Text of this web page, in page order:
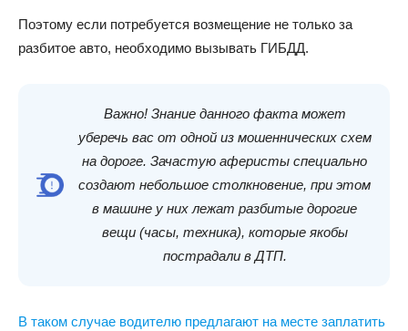
Поэтому если потребуется возмещение не только за
разбитое авто, необходимо вызывать ГИБДД.
Важно! Знание данного факта может
уберечь вас от одной из мошеннических схем
на дороге. Зачастую аферисты специально
создают небольшое столкновение, при этом
в машине у них лежат разбитые дорогие
вещи (часы, техника), которые якобы
пострадали в ДТП.
В таком случае водителю предлагают на месте заплатить